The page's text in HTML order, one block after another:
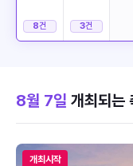
8건 3건
8월 7일 개최되는
개최시작